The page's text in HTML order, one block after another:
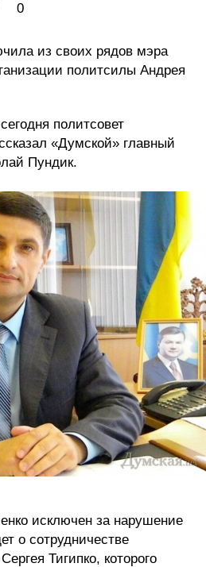
0
из своих рядов мэра
политсилы Андрея
политсовет
«Думской» главный
Пундик.
исключен за нарушение
о сотрудничестве
Тигипко, которого